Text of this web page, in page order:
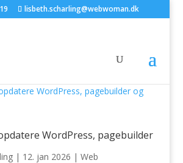
lisbeth.scharling@webwoman.dk
WordPress, pagebuilder
| 12. jan 2026 | Web